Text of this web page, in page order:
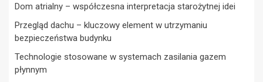
Dom atrialny – współczesna interpretacja starożytnej idei
Przegląd dachu – kluczowy element w utrzymaniu
bezpieczeństwa budynku
Technologie stosowane w systemach zasilania gazem
płynnym